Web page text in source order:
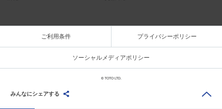
ご利用条件 プライバシーポリシー
ソーシャルメディアポリシー
みんなにシェアする
© TOTO LTD.